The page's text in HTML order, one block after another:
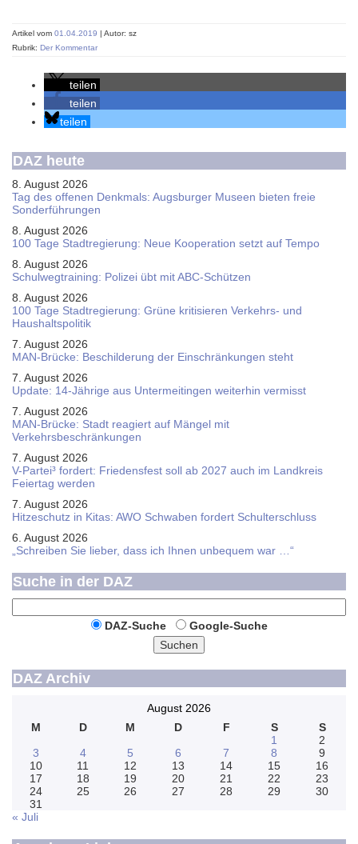
Artikel vom 01.04.2019 | Autor: sz
Rubrik: Der Kommentar
teilen
teilen
teilen
DAZ heute
8. August 2026
Tag des offenen Denkmals: Augsburger Museen bieten freie
Sonderführungen
8. August 2026
100 Tage Stadtregierung: Neue Kooperation setzt auf Tempo
8. August 2026
Schul­weg­trai­ning: Poli­zei übt mit ABC-Schüt­zen
8. August 2026
100 Tage Stadtregierung: Grüne kritisieren Verkehrs- und
Haushaltspolitik
7. August 2026
MAN-Brücke: Beschilderung der Einschränkungen steht
7. August 2026
Update: 14-Jährige aus Untermeitingen weiterhin vermisst
7. August 2026
MAN-Brücke: Stadt reagiert auf Mängel mit
Verkehrsbeschränkungen
7. August 2026
V-Partei­³ fordert: Friedens­fest soll ab 2027 auch im Land­kreis
Feier­tag werden
7. August 2026
Hitzeschutz in Kitas: AWO Schwaben fordert Schulterschluss
6. August 2026
„Schreiben Sie lieber, dass ich Ihnen unbequem war …“
Suche in der DAZ
DAZ-Suche
Google-Suche
Suchen
DAZ Archiv
August 2026
M
D M D F S
S
1
2
3
4 5 6 7 8
9
10
11 12 13 14 15
16
17
18 19 20 21 22
23
24
25 26 27 28 29
30
31
« Juli